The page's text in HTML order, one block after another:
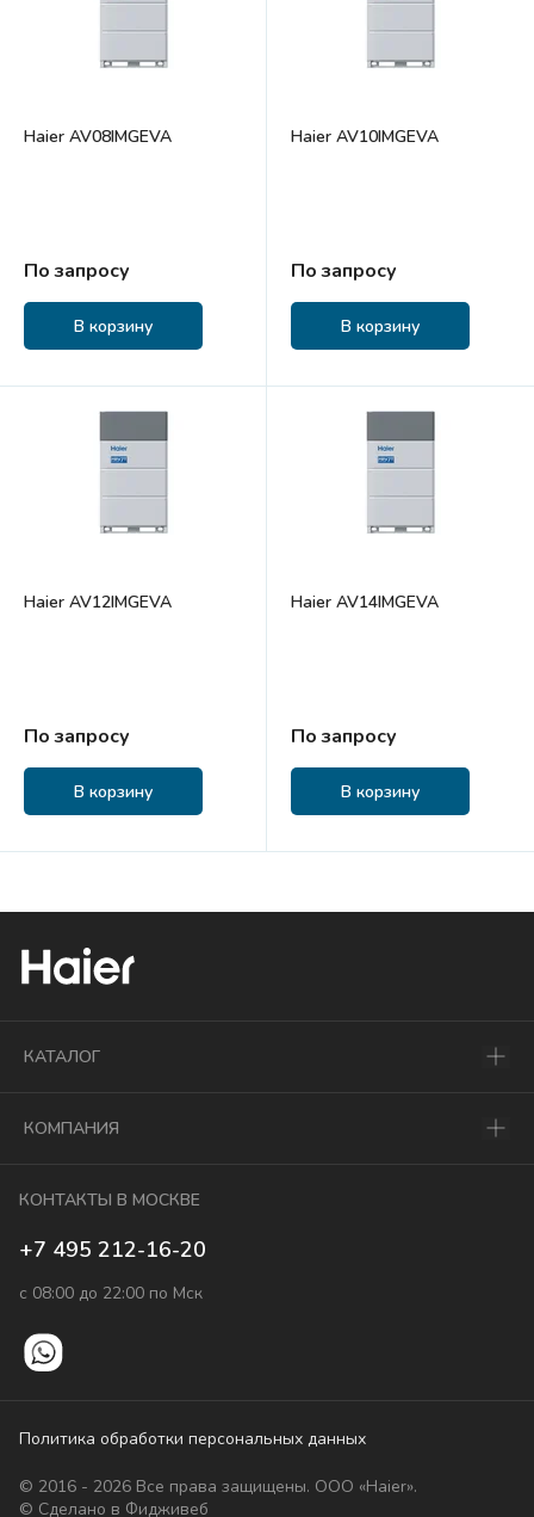
Haier AV08IMGEVA
По запросу
В корзину
Haier AV10IMGEVA
По запросу
В корзину
Haier AV12IMGEVA
По запросу
В корзину
Haier AV14IMGEVA
По запросу
В корзину
КАТАЛОГ
КОМПАНИЯ
КОНТАКТЫ В МОСКВЕ
+7 495 212-16-20
с 08:00 до 22:00 по Мск
© 2016 - 2026 Все права защищены. ООО «Haier».
Политика обработки персональных данных
© Сделано в Фидживеб